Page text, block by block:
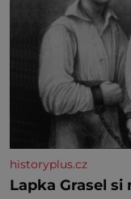
historyplus.cz
Lapka Grasel